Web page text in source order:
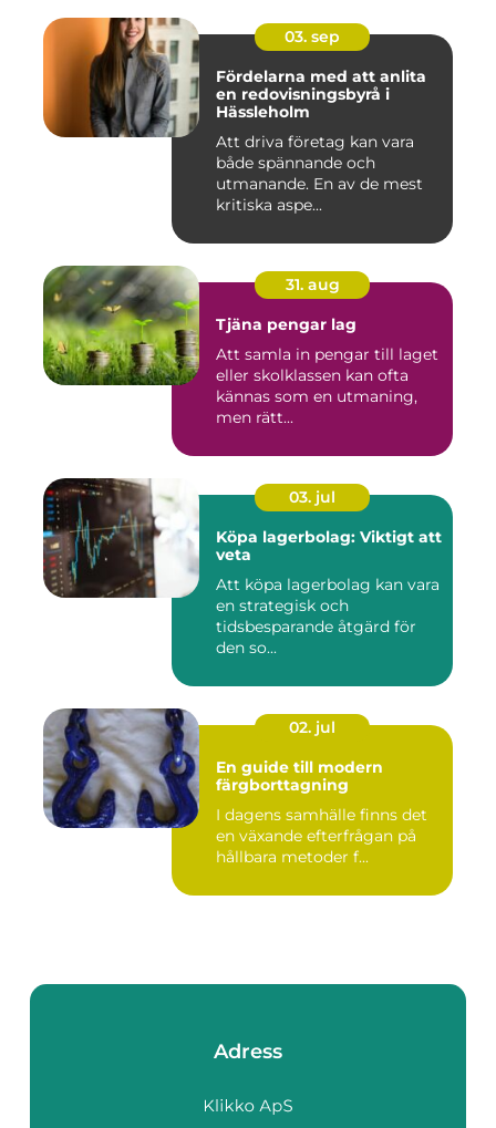
03. sep
Fördelarna med att anlita
en redovisningsbyrå i
Hässleholm
Att driva företag kan vara
både spännande och
utmanande. En av de mest
kritiska aspe...
31. aug
Tjäna pengar lag
Att samla in pengar till laget
eller skolklassen kan ofta
kännas som en utmaning,
men rätt...
03. jul
Köpa lagerbolag: Viktigt att
veta
Att köpa lagerbolag kan vara
en strategisk och
tidsbesparande åtgärd för
den so...
02. jul
En guide till modern
färgborttagning
I dagens samhälle finns det
en växande efterfrågan på
hållbara metoder f...
Adress